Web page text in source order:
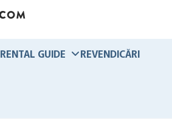
RENTAL GUIDE REVENDICĂRI